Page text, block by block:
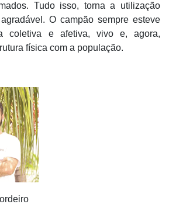
Tudo isso, torna a utilização
O campão sempre esteve
coletiva e afetiva, vivo e, agora,
física com a população.